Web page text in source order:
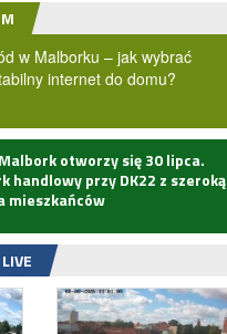
w Malborku – jak wybrać
internet do domu?
Malbork otworzy się 30 lipca.
handlowy przy DK22 z szeroką
mieszkańców